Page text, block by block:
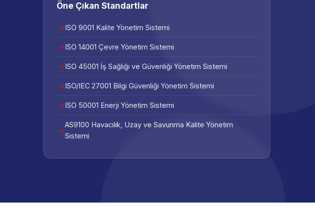
Öne Çıkan Standartlar
ISO 9001 Kalite Yönetim Sistemi
ISO 14001 Çevre Yönetim Sistemi
ISO 45001 İş Sağlığı ve Güvenliği Yönetim Sistemi
ISO/IEC 27001 Bilgi Güvenliği Yönetim Sistemi
ISO 50001 Enerji Yönetim Sistemi
AS9100 Havacılık, Uzay ve Savunma Kalite Yönetim
Sistemi